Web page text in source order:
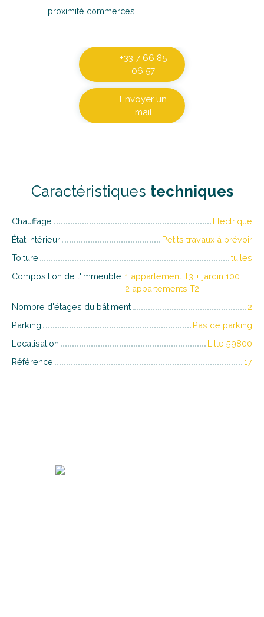
proximité commerces
+33 7 66 85
06 57
Envoyer un
mail
Caractéristiques techniques
Chauffage
Electrique
État intérieur
Petits travaux à prévoir
Toiture
tuiles
Composition de l'immeuble
2 appartements T2
Nombre d'étages du bâtiment
2
Parking
Pas de parking
Localisation
Lille 59800
Référence
17